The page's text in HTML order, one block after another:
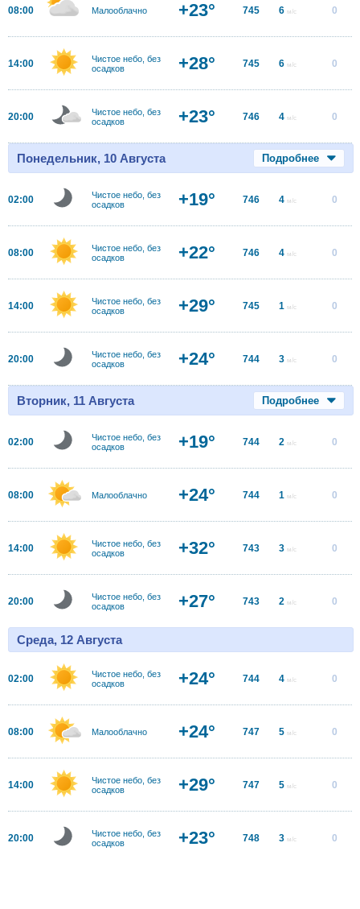
08:00 Малооблачно +23° 745 6 м/с 0
14:00
Чистое небо, без
осадков
+28° 745 6 м/с 0
20:00
Чистое небо, без
осадков
+23° 746 4 м/с 0
Понедельник, 10 Августа Подробнее
02:00
Чистое небо, без
осадков
+19° 746 4 м/с 0
08:00
Чистое небо, без
осадков
+22° 746 4 м/с 0
14:00
Чистое небо, без
осадков
+29° 745 1 м/с 0
20:00
Чистое небо, без
осадков
+24° 744 3 м/с 0
Вторник, 11 Августа Подробнее
02:00
Чистое небо, без
осадков
+19° 744 2 м/с 0
08:00 Малооблачно +24° 744 1 м/с 0
14:00
Чистое небо, без
осадков
+32° 743 3 м/с 0
20:00
Чистое небо, без
осадков
+27° 743 2 м/с 0
Среда, 12 Августа
02:00
Чистое небо, без
осадков
+24° 744 4 м/с 0
08:00 Малооблачно +24° 747 5 м/с 0
14:00
Чистое небо, без
осадков
+29° 747 5 м/с 0
20:00
Чистое небо, без
осадков
+23° 748 3 м/с 0